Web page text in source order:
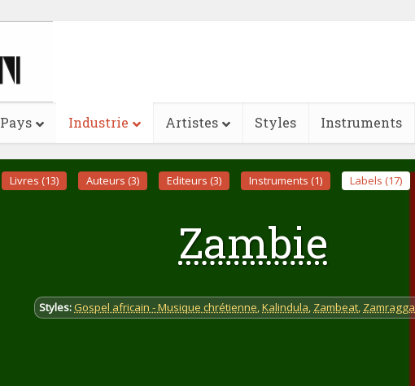
Pays Industrie Artistes Styles Instruments
Livres (13) Auteurs (3) Editeurs (3) Instruments (1) Labels (17)
Zambie
Styles:Gospel africain - Musique chrétienne,Kalindula, Zambeat, Zamragga